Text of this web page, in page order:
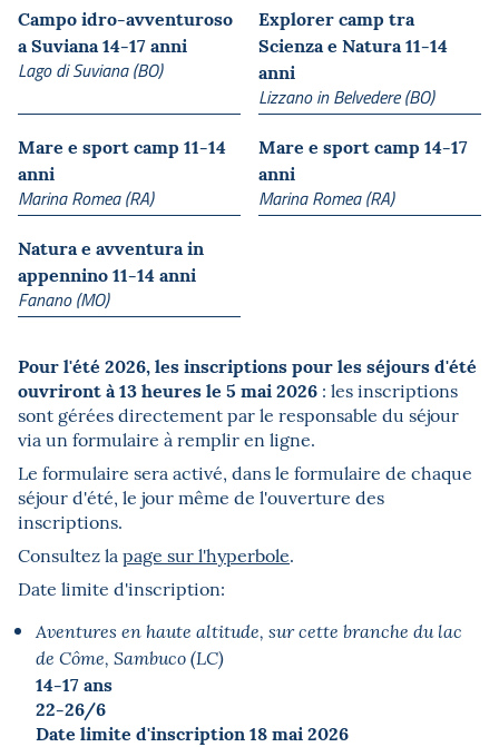
Campo idro-avventuroso
a Suviana 14-17 anni
Lago di Suviana (BO)
Explorer camp tra
Scienza e Natura 11-14
anni
Lizzano in Belvedere (BO)
Mare e sport camp 11-14
anni
Marina Romea (RA)
Mare e sport camp 14-17
anni
Marina Romea (RA)
Natura e avventura in
appennino 11-14 anni
Fanano (MO)
Pour l'été 2026, les inscriptions pour les séjours d'été
ouvriront à 13 heures le 5 mai 2026 : les inscriptions
sont gérées directement par le responsable du séjour
via un formulaire à remplir en ligne.
Le formulaire sera activé, dans le formulaire de chaque
séjour d'été, le jour même de l'ouverture des
inscriptions.
Consultez la page sur l'hyperbole.
Date limite d'inscription:
Aventures en haute altitude, sur cette branche du lac
de Côme, Sambuco (LC)
14-17 ans
22-26/6
Date limite d'inscription 18 mai 2026